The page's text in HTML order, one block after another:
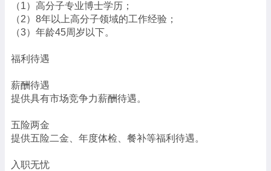
（1）高分子专业博士学历；
（2）8年以上高分子领域的工作经验；
（3）年龄45周岁以下。
福利待遇
薪酬待遇
提供具有市场竞争力薪酬待遇。
五险两金
提供五险二金、年度体检、餐补等福利待遇。
入职无忧